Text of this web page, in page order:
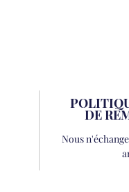
DE
Nous